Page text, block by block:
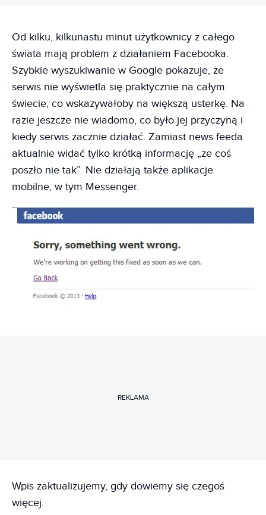
Od kilku, kilkunastu minut użytkownicy z całego
świata mają problem z działaniem Facebooka.
Szybkie wyszukiwanie w Google pokazuje, że
serwis nie wyświetla się praktycznie na całym
świecie, co wskazywałoby na większą usterkę. Na
razie jeszcze nie wiadomo, co było jej przyczyną i
kiedy serwis zacznie działać. Zamiast news feeda
aktualnie widać tylko krótką informację „że coś
poszło nie tak”. Nie działają także aplikacje
mobilne, w tym Messenger.
REKLAMA
Wpis zaktualizujemy, gdy dowiemy się czegoś
więcej.